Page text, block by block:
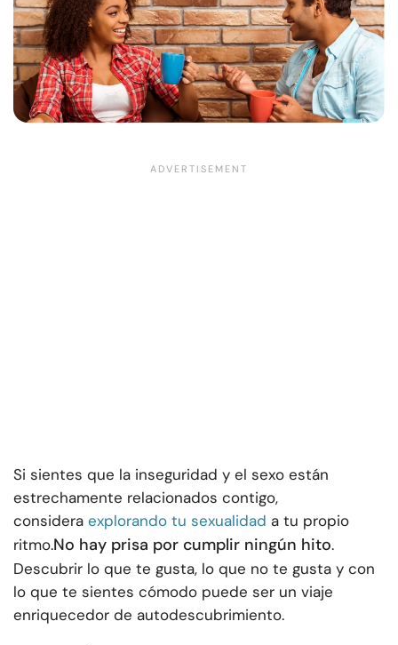
Si sientes que la inseguridad y el sexo están
estrechamente relacionados contigo,
considera explorando tu sexualidad a tu propio
ritmo.No hay prisa por cumplir ningún hito.
Descubrir lo que te gusta, lo que no te gusta y con
lo que te sientes cómodo puede ser un viaje
enriquecedor de autodescubrimiento.